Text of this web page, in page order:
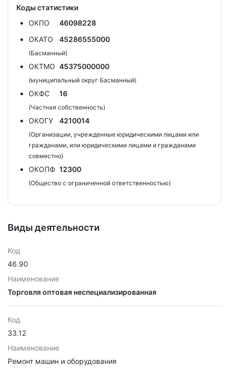
Коды статистики
ОКПО
46098228
ОКАТО
45286555000
(Басманный)
ОКТМО 45375000000
(муниципальный округ Басманный)
ОКФС 16
(Частная собственность)
ОКОГУ 4210014
(Организации, учрежденные юридическими лицами или
гражданами, или юридическими лицами и гражданами
совместно)
ОКОПФ 12300
(Общество с ограниченной ответственностью)
Виды деятельности
Код
46.90
Наименование
Торговля оптовая неспециализированная
Код
33.12
Наименование
Ремонт машин и оборудования